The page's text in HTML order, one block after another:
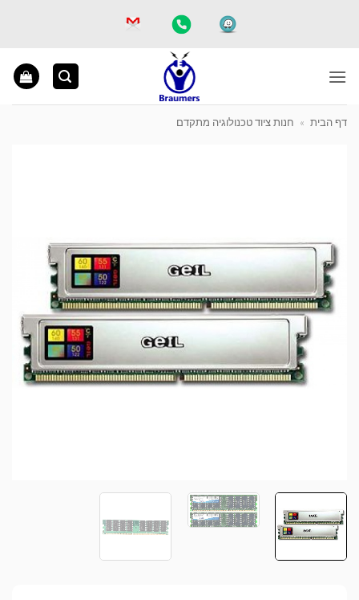
דף הבית » חנות ציוד טכנולוגיה מתקדם